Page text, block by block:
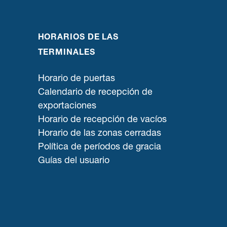
HORARIOS DE LAS
TERMINALES
Horario de puertas
Calendario de recepción de
exportaciones
Horario de recepción de vacíos
Horario de las zonas cerradas
Política de períodos de gracia
Guías del usuario